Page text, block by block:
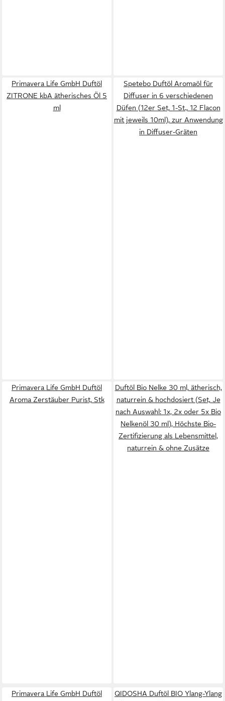
Primavera Life GmbH Duftöl
ZITRONE kbA ätherisches Öl 5
ml
Spetebo Duftöl Aromaöl für
Diffuser in 6 verschiedenen
Düfen (12er Set, 1-St., 12 Flacon
mit jeweils 10ml), zur Anwendung
in Diffuser-Gräten
Primavera Life GmbH Duftöl
Aroma Zerstäuber Purist, Stk
Duftöl Bio Nelke 30 ml, ätherisch,
naturrein & hochdosiert (Set, Je
nach Auswahl: 1x, 2x oder 5x Bio
Nelkenöl 30 ml), Höchste Bio-
Zertifizierung als Lebensmittel,
naturrein & ohne Zusätze
Primavera Life GmbH Duftöl
QIDOSHA Duftöl BIO Ylang-Ylang